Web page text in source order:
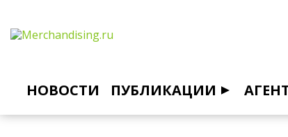
НОВОСТИ ПУБЛИКАЦИИ